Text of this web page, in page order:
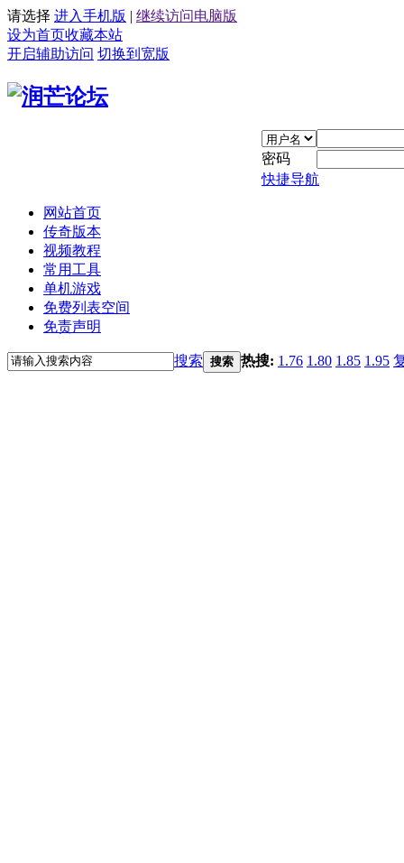
请选择 进入手机版 | 继续访问电脑版
设为首页收藏本站
开启辅助访问 切换到宽版
密码
快捷导航
网站首页
传奇版本
视频教程
常用工具
单机游戏
免费列表空间
免责声明
搜索 搜索 热搜: 1.76 1.80 1.85 1.95